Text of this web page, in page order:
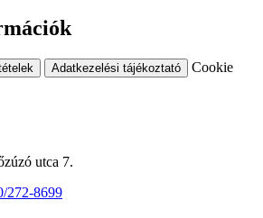
Adatkezelési tájékoztató
Cookie
utca 7.
272-8699